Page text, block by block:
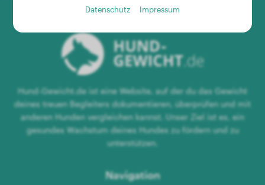
Hund-Gewicht.de ist eine Website, auf der du das Gewicht
deines treuen Begleiters dokumentieren, überprüfen und mit
anderen Hunden vergleichen kannst. Unser Ziel ist es, ein
gesundes Wachstum deines Hundes zu fördern und zu
unterstützen.
Navigation
Datenschutz Impressum